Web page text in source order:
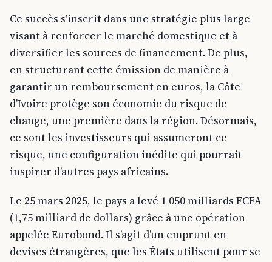
Ce succès s’inscrit dans une stratégie plus large
visant à renforcer le marché domestique et à
diversifier les sources de financement. De plus,
en structurant cette émission de manière à
garantir un remboursement en euros, la Côte
d’Ivoire protège son économie du risque de
change, une première dans la région. Désormais,
ce sont les investisseurs qui assumeront ce
risque, une configuration inédite qui pourrait
inspirer d’autres pays africains.
Le 25 mars 2025, le pays a levé 1 050 milliards FCFA
(1,75 milliard de dollars) grâce à une opération
appelée Eurobond. Il s’agit d’un emprunt en
devises étrangères, que les États utilisent pour se